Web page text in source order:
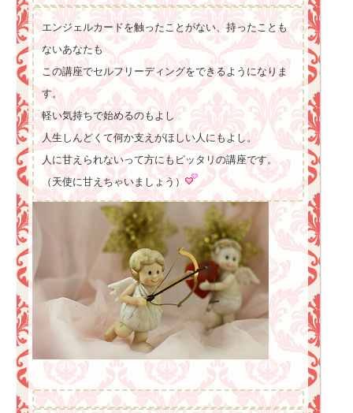
エンジェルカードを触ったことがない、持ったことも
ないあなたも
この講座でセルフリーディングをできるようになりま
す。
軽い気持ちで始めるのもよし
人生しんどくて何か支えがほしい人にもよし。
人に甘えられないって方にもピッタリの講座です。
（天使に甘えちゃいましょう）